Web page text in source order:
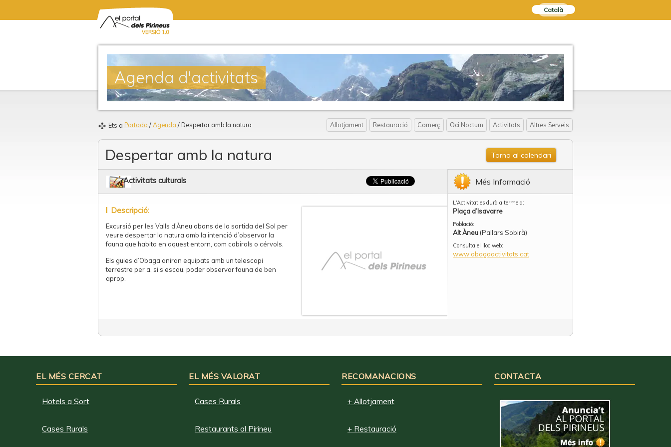
Català
Agenda d'activitats
Ets a Portada / Agenda / Despertar amb la natura Allotjament Restauració Comerç Oci Nocturn Activitats Altres Serveis
Despertar amb la natura Torna al calendari
Activitats culturals
Descripció:
Excursió per les Valls d’Àneu abans de la sortida del Sol per
veure despertar la natura amb la intenció d’observar la
fauna que habita en aquest entorn, com cabirols o cérvols.
Els guies d’Obaga aniran equipats amb un telescopi
terrestre per a, si s’escau, poder observar fauna de ben
aprop.
Més Informació
L'Activitat es durà a terme a:
Plaça d’Isavarre
Població:
Alt Àneu (Pallars Sobirà)
Consulta el lloc web:
www.obagaactivitats.cat
EL MÉS CERCAT
Hotels a Sort
Cases Rurals
EL MÉS VALORAT
Cases Rurals
Restaurants al Pirineu
RECOMANACIONS
+ Allotjament
+ Restauració
CONTACTA